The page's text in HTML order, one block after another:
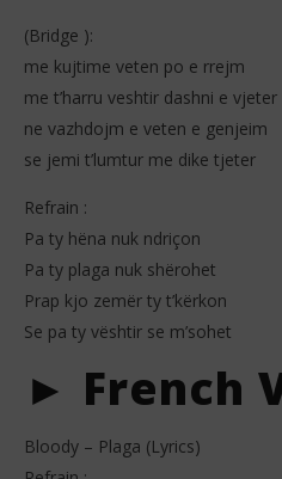
(Bridge ):
me kujtime veten po e rrejm
me t’harru veshtir dashni e vjeter
ne vazhdojm e veten e genjeim
se jemi t’lumtur me dike tjeter
Refrain :
Pa ty hëna nuk ndriçon
Pa ty plaga nuk shërohet
Prap kjo zemër ty t’kërkon
Se pa ty vështir se m’sohet
► French
Bloody – Plaga (Lyrics)